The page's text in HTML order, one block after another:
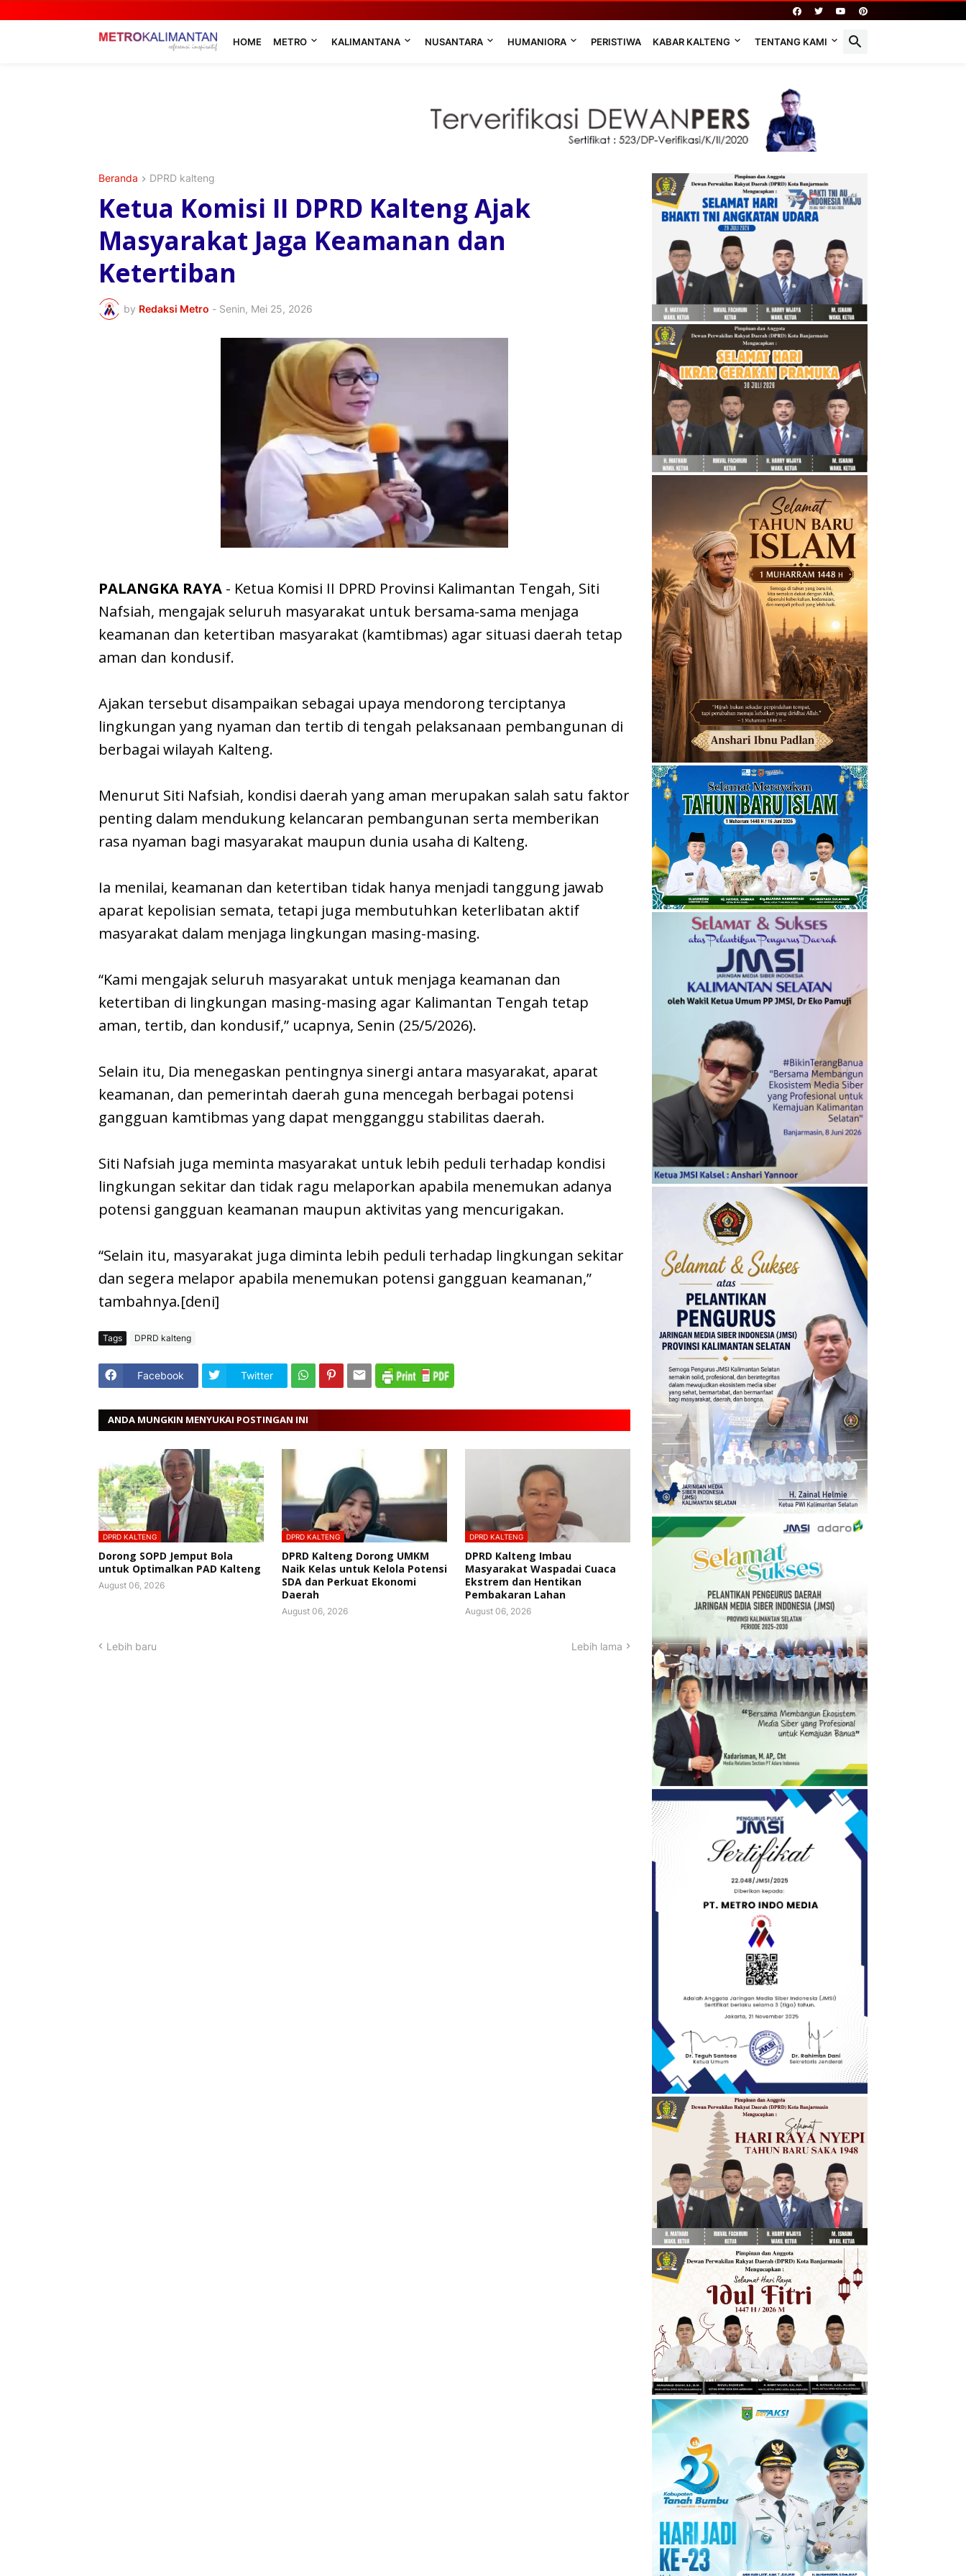
HOME METRO KALIMANTANA NUSANTARA HUMANIORA PERISTIWA KABAR KALTENG TENTANG KAMI
Beranda DPRD kalteng
Ketua Komisi II DPRD Kalteng Ajak
Masyarakat Jaga Keamanan dan
Ketertiban
by Redaksi Metro - Senin, Mei 25, 2026
PALANGKA RAYA - Ketua Komisi II DPRD Provinsi Kalimantan Tengah, Siti
Nafsiah, mengajak seluruh masyarakat untuk bersama-sama menjaga
keamanan dan ketertiban masyarakat (kamtibmas) agar situasi daerah tetap
aman dan kondusif.
Ajakan tersebut disampaikan sebagai upaya mendorong terciptanya
lingkungan yang nyaman dan tertib di tengah pelaksanaan pembangunan di
berbagai wilayah Kalteng.
Menurut Siti Nafsiah, kondisi daerah yang aman merupakan salah satu faktor
penting dalam mendukung kelancaran pembangunan serta memberikan
rasa nyaman bagi masyarakat maupun dunia usaha di Kalteng.
Ia menilai, keamanan dan ketertiban tidak hanya menjadi tanggung jawab
aparat kepolisian semata, tetapi juga membutuhkan keterlibatan aktif
masyarakat dalam menjaga lingkungan masing-masing.
“Kami mengajak seluruh masyarakat untuk menjaga keamanan dan
ketertiban di lingkungan masing-masing agar Kalimantan Tengah tetap
aman, tertib, dan kondusif,” ucapnya, Senin (25/5/2026).
Selain itu, Dia menegaskan pentingnya sinergi antara masyarakat, aparat
keamanan, dan pemerintah daerah guna mencegah berbagai potensi
gangguan kamtibmas yang dapat mengganggu stabilitas daerah.
Siti Nafsiah juga meminta masyarakat untuk lebih peduli terhadap kondisi
lingkungan sekitar dan tidak ragu melaporkan apabila menemukan adanya
potensi gangguan keamanan maupun aktivitas yang mencurigakan.
“Selain itu, masyarakat juga diminta lebih peduli terhadap lingkungan sekitar
dan segera melapor apabila menemukan potensi gangguan keamanan,”
tambahnya.[deni]
Tags DPRD kalteng
Facebook Twitter
ANDA MUNGKIN MENYUKAI POSTINGAN INI
DPRD KALTENG
Dorong SOPD Jemput Bola
untuk Optimalkan PAD Kalteng
August 06, 2026
DPRD KALTENG
DPRD Kalteng Dorong UMKM
Naik Kelas untuk Kelola Potensi
SDA dan Perkuat Ekonomi
Daerah
August 06, 2026
DPRD KALTENG
DPRD Kalteng Imbau
Masyarakat Waspadai Cuaca
Ekstrem dan Hentikan
Pembakaran Lahan
August 06, 2026
Lebih baru Lebih lama